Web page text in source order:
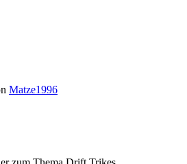
Matze1996